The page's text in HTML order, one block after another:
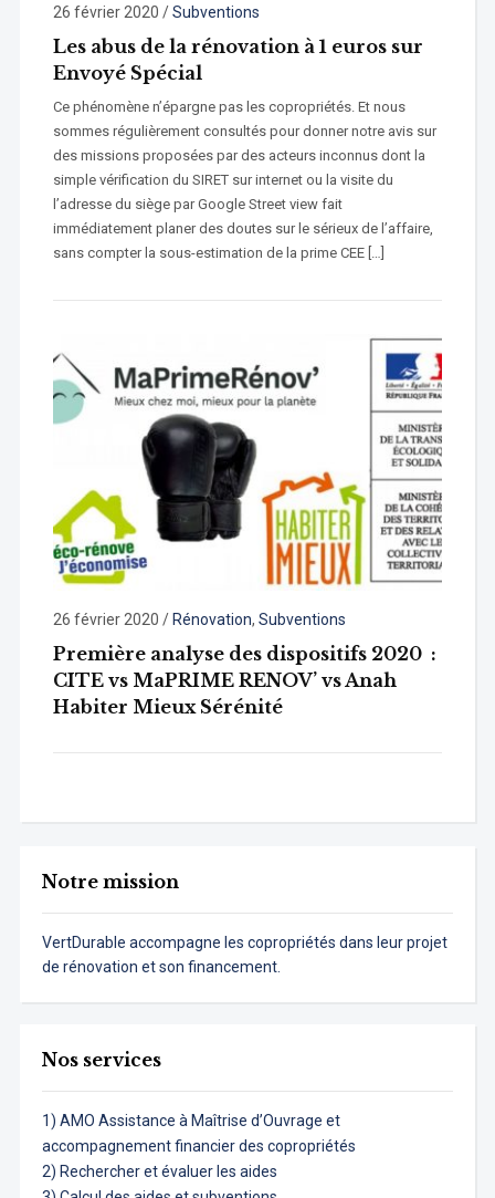
Notre mission
VertDurable accompagne les copropriétés dans leur projet
de rénovation et son financement.
Nos services
1) AMO Assistance à Maîtrise d’Ouvrage et
accompagnement financier des copropriétés
2) Rechercher et évaluer les aides
26 février 2020 /Subventions
Les abus de la rénovation à 1 euros sur
Envoyé Spécial
Ce phénomène n’épargne pas les copropriétés. Et nous
sommes régulièrement consultés pour donner notre avis sur
des missions proposées par des acteurs inconnus dont la
simple vérification du SIRET sur internet ou la visite du
l’adresse du siège par Google Street view fait
immédiatement planer des doutes sur le sérieux de l’affaire,
sans compter la sous-estimation de la prime CEE […]
26 février 2020 / Rénovation, Subventions
Première analyse des dispositifs 2020 :
CITE vs MaPRIME RENOV’ vs Anah
Habiter Mieux Sérénité